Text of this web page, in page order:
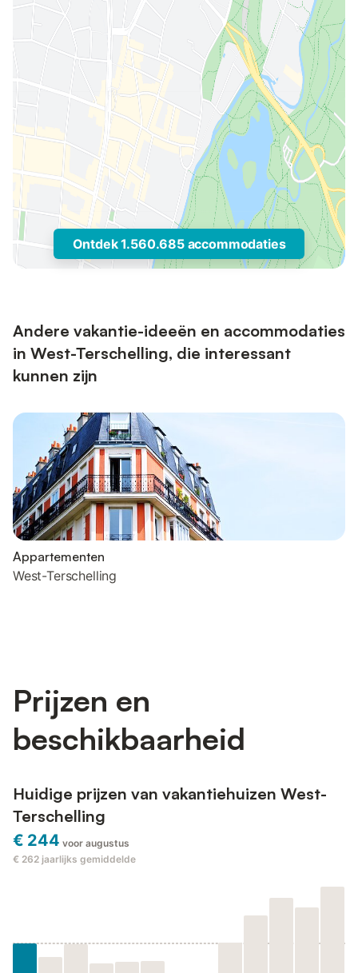
Ontdek 1.560.685 accommodaties
Andere vakantie-ideeën en accommodaties
in West-Terschelling, die interessant
kunnen zijn
Appartementen
West-Terschelling
Prijzen en
beschikbaarheid
Huidige prijzen van vakantiehuizen West-
Terschelling
€ 244 voor augustus
€ 262 jaarlijks gemiddelde